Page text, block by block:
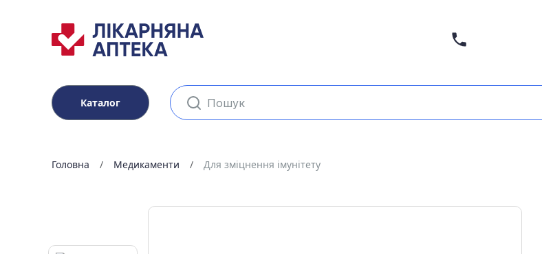
Каталог
Головна Медикаменти Для зміцнення імунітету